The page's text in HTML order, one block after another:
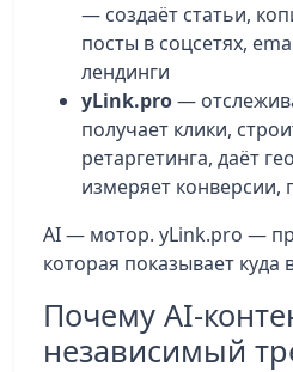
— создаёт статьи,
посты в соцсетях,
лендинги
yLink.pro—
получает клики,
ретаргетинга, даёт
измеряет конверсии,
AI — мотор. yLink.pro —
которая показывает куда
Почему AI-
независимый